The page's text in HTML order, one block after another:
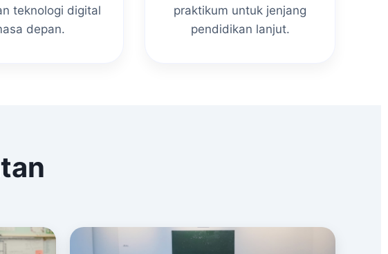
teknologi digital
depan.
praktikum untuk jenjang
pendidikan lanjut.